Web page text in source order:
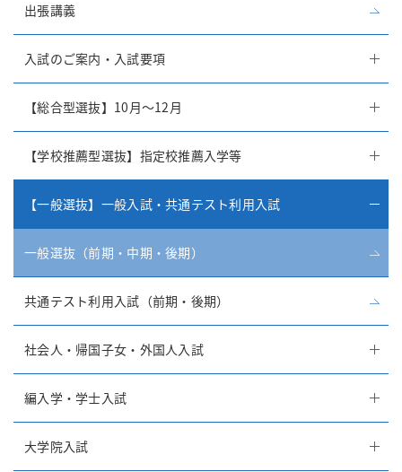
出張講義
入試のご案内・入試要項
【総合型選抜】10月～12月
【学校推薦型選抜】指定校推薦入学等
【一般選抜】一般入試・共通テスト利用入試
一般選抜（前期・中期・後期）
共通テスト利用入試（前期・後期）
社会人・帰国子女・外国人入試
編入学・学士入試
大学院入試